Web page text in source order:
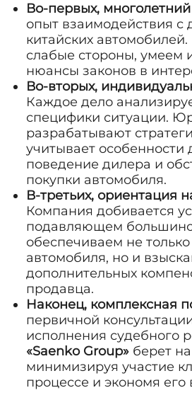
Во-первых,
опыт взаимодействия с
китайских
слабые стороны, умеем
нюансы законов в
Во-вторых,
Каждое дело
специфики ситуации.
разрабатывают
учитывает особенности
поведение дилера и
покупки автомобиля.
В-третьих, ориентация
Компания добивается
подавляющем
обеспечиваем не
автомобиля, но и
дополнительных
продавца.
Наконец, комплексная
первичной
исполнения судебного
«Saenko Group» берет
минимизируя участие
процессе и экономя его